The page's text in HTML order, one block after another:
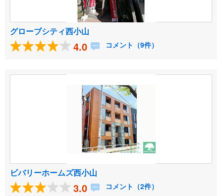
グローブシティ西小山
4.0 コメント（9件）
ビバリーホームズ西小山
3.0 コメント（2件）